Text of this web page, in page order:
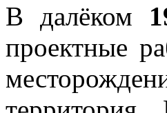
В далёком
проектные